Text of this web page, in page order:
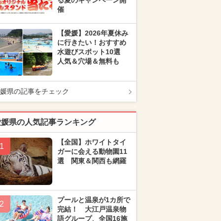
催
【愛媛】2026年夏休み
に行きたい！おすすめ
水遊びスポット10選
人気＆穴場＆無料も
県の記事をチェック
県の人気記事ランキング
1
【全国】ホワイトタイ
ガーに会える動物園11
選 関東＆関西も網羅
2
プールと温泉が1カ所で
完結！ 大江戸温泉物
語グループ、全国16施